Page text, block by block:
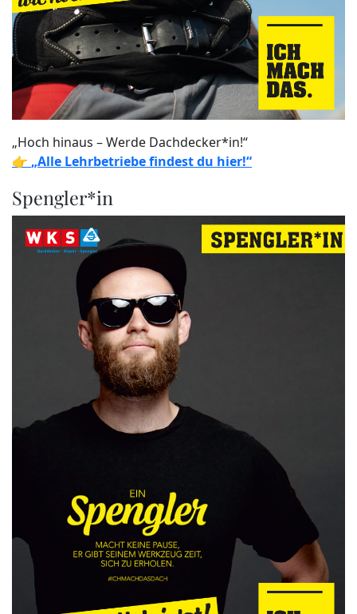
„Hoch hinaus – Werde Dachdecker*in!“
👉 „Alle Lehrbetriebe findest du hier!“
Spengler*in